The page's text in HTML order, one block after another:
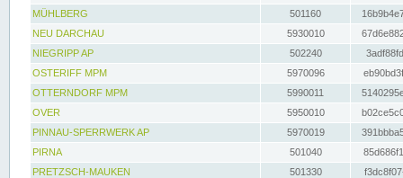
MÜHLBERG
501160
NEU DARCHAU
5930010
NIEGRIPP AP
502240
OSTERIFF MPM
5970096
OTTERNDORF MPM
5990011
OVER
5950010
PINNAU-SPERRWERK AP
5970019
PIRNA
501040
PRETZSCH-MAUKEN
501330